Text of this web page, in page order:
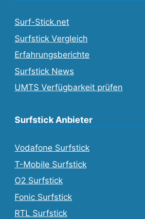
Surf-Stick.net
Surfstick Vergleich
Erfahrungsberichte
Surfstick News
UMTS Verfügbarkeit prüfen
Surfstick Anbieter
Vodafone Surfstick
T-Mobile Surfstick
O2 Surfstick
Fonic Surfstick
RTL Surfstick